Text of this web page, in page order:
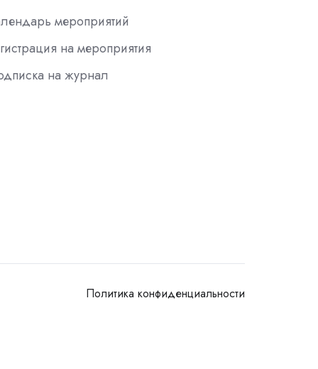
мероприятий
на мероприятия
на журнал
Политика конфиденциальности